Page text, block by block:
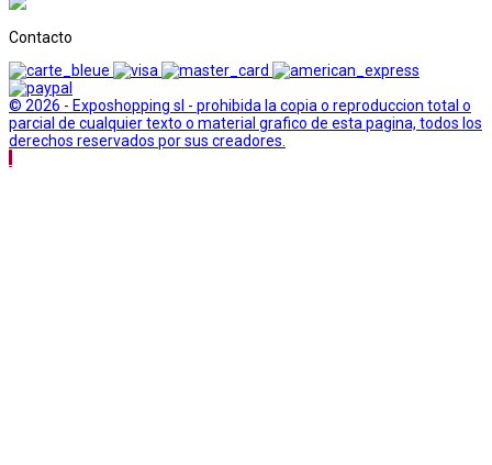
Contacto
© 2026 - Exposhopping sl - prohibida la copia o reproduccion total o
parcial de cualquier texto o material grafico de esta pagina, todos los
derechos reservados por sus creadores.